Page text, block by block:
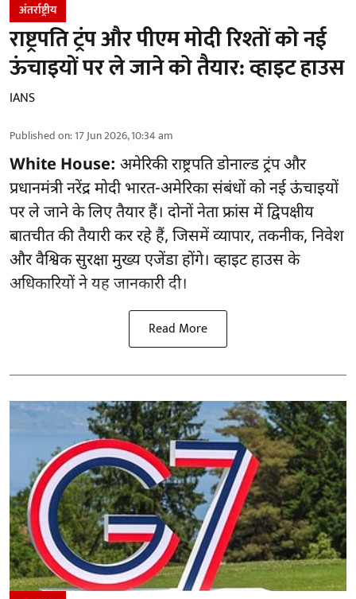
अंतर्राष्ट्रीय
राष्ट्रपति ट्रंप और पीएम मोदी रिश्तों को नई
ऊंचाइयों पर ले जाने को तैयार: व्हाइट हाउस
IANS
Published on:17 Jun 2026, 10:34 am
White House: अमेरिकी राष्ट्रपति डोनाल्ड ट्रंप और
प्रधानमंत्री नरेंद्र मोदी भारत-अमेरिका संबंधों को नई ऊंचाइयों
पर ले जाने के लिए तैयार हैं। दोनों नेता फ्रांस में द्विपक्षीय
बातचीत की तैयारी कर रहे हैं, जिसमें व्यापार, तकनीक, निवेश
और वैश्विक सुरक्षा मुख्य एजेंडा होंगे। व्हाइट हाउस के
अधिकारियों ने यह जानकारी दी।
Read More